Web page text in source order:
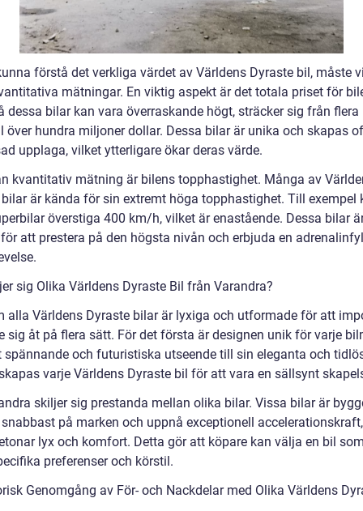
förstå det verkliga värdet av Världens Dyraste bil, måste
mätningar. En viktig aspekt är det totala priset för
dessa bilar kan vara överraskande högt, sträcker sig från
över hundra miljoner dollar. Dessa bilar är unika och skapas
upplaga, vilket ytterligare ökar deras värde.
kvantitativ mätning är bilens topphastighet. Många av
är kända för sin extremt höga topphastighet. Till exempel
överstiga 400 km/h, vilket är enastående. Dessa bilar
att prestera på den högsta nivån och erbjuda en
sig Olika Världens Dyraste Bil från Varandra?
alla Världens Dyraste bilar är lyxiga och utformade för att
sig åt på flera sätt. För det första är designen unik för varje
spännande och futuristiska utseende till sin eleganta och
varje Världens Dyraste bil för att vara en sällsynt
skiljer sig prestanda mellan olika bilar. Vissa bilar är
på marken och uppnå exceptionell
lyx och komfort. Detta gör att köpare kan välja en bil
preferenser och körstil.
Genomgång av För- och Nackdelar med Olika Världens